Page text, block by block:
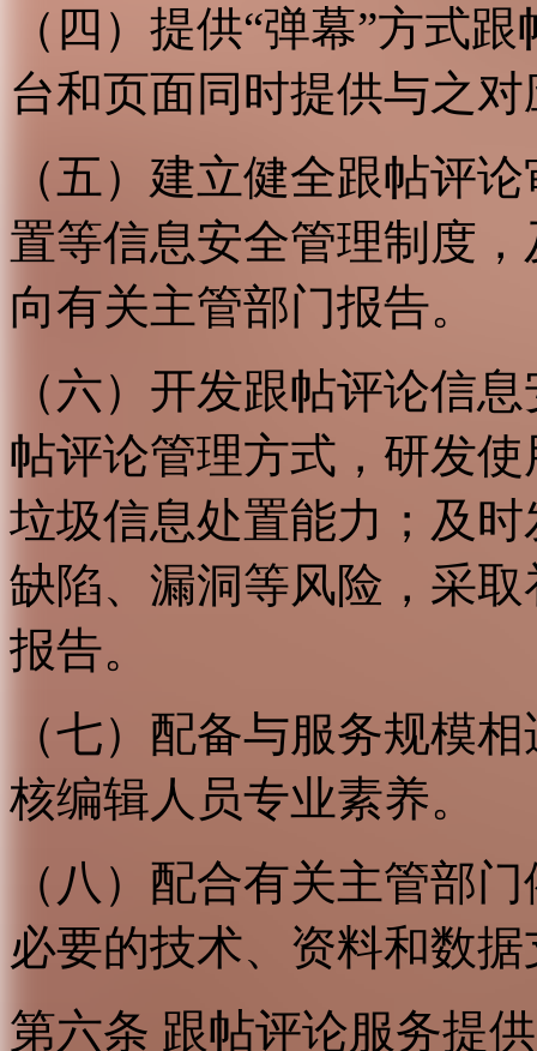
（四）提供“弹幕”方式
台和页面同时提供与之
（五）建立健全跟帖评
置等信息安全管理制度
向有关主管部门报告。
（六）开发跟帖评论信
帖评论管理方式，研发
垃圾信息处置能力；及
缺陷、漏洞等风险，采
报告。
（七）配备与服务规模
核编辑人员专业素养。
（八）配合有关主管部
必要的技术、资料和数
第六条 跟帖评论服务提